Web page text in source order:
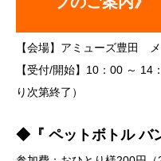
【会場】アミューズ豊田
【受付/開始】10：00 ～ 14
り次第終了）
◆『 ペットボトル バ